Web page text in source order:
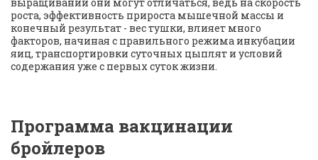
роста, эффективность прироста мышечной массы и
конечный результат - вес тушки, влияет много
факторов, начиная с правильного режима инкубации
яиц, транспортировки суточных цыплят и условий
содержания уже с первых суток жизни.
Программа вакцинации
бройлеров